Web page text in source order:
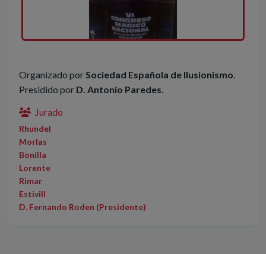
Organizado porSociedad Española de Ilusionismo.
Presidido por D. Antonio Paredes.
Jurado
Rhundel
Morlas
Bonilla
Lorente
Rimar
Estivill
D. Fernando Roden (Presidente)